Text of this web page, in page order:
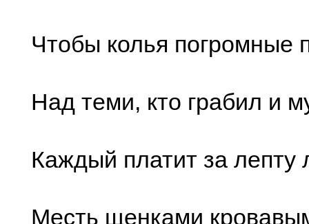
Чтобы колья погромные
Над теми, кто грабил и
Каждый платит за лепту
Месть щенками